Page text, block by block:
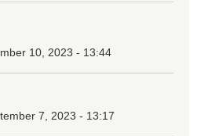
10, 2023 - 13:44
7, 2023 - 13:17